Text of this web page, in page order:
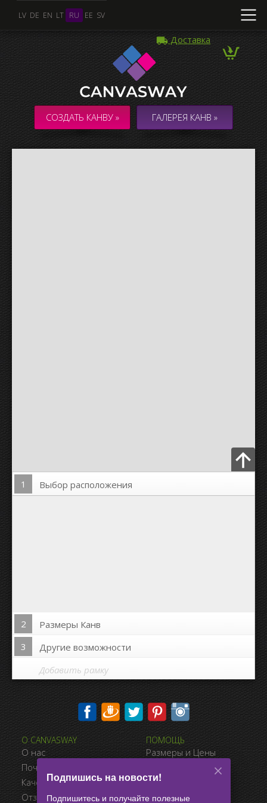
LV DE EN LT RU EE SV
Доставка
СОЗДАТЬ КАНВУ » ГАЛЕРЕЯ КАНВ »
Загрузить Фото
1 Выбор расположения
2
Размеры Канв
3
Другие возможности
Печать на сторонах канвы:
Нет
Расстояние между фото:
Расстояние до краёв:
Добавить рамку
Несколько Фото
КОЛЛАЖ / КОМПОЗИЦИЯ из нескольких Фото
О CANVASWAY
О нас
Почему CanvasWay.com
Качество Продукта
Отзывы Клиентов
ПОМОЩЬ
Размеры и Цены
Доставка
Условия Продажи
Подпишись на новости!
Подпишитесь и получайте полезные